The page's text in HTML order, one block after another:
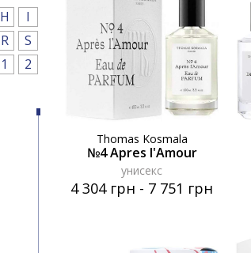
H
I
R
S
1
2
Thomas Kosmala
№4 Apres l'Amour
унисекс
4 304 грн - 7 751 грн